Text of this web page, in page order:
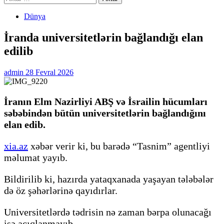
Dünya
İranda universitetlərin bağlandığı elan
edilib
admin 28 Fevral 2026
İranın Elm Nazirliyi ABŞ və İsrailin hücumları
səbəbindən bütün universitetlərin bağlandığını
elan edib.
xia.az xəbər verir ki, bu barədə “Tasnim” agentliyi
məlumat yayıb.
Bildirilib ki, hazırda yataqxanada yaşayan tələbələr
də öz şəhərlərinə qayıdırlar.
Universitetlərdə tədrisin nə zaman bərpa olunacağı